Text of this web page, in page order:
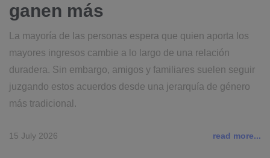
ganen más
La mayoría de las personas espera que quien aporta los
mayores ingresos cambie a lo largo de una relación
duradera. Sin embargo, amigos y familiares suelen seguir
juzgando estos acuerdos desde una jerarquía de género
más tradicional.
15 July 2026 read more...